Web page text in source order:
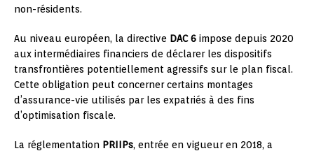
non-résidents.
Au niveau européen, la directive DAC 6 impose depuis 2020
aux intermédiaires financiers de déclarer les dispositifs
transfrontières potentiellement agressifs sur le plan fiscal.
Cette obligation peut concerner certains montages
d’assurance-vie utilisés par les expatriés à des fins
d’optimisation fiscale.
La réglementation PRIIPs, entrée en vigueur en 2018, a